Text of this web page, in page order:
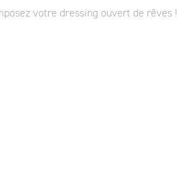
votre dressing ouvert de rêves !